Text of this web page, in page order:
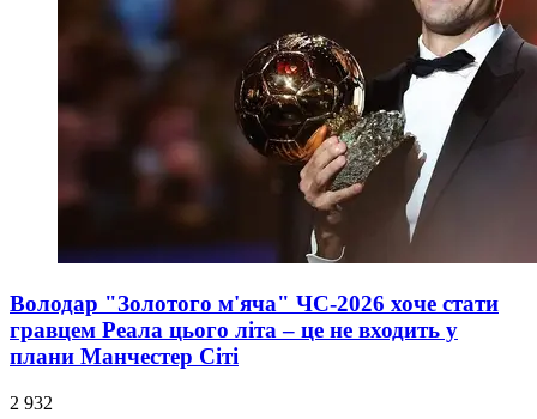
Володар "Золотого м'яча" ЧС-2026 хоче стати
гравцем Реала цього літа – це не входить у
плани Манчестер Сіті
2 932